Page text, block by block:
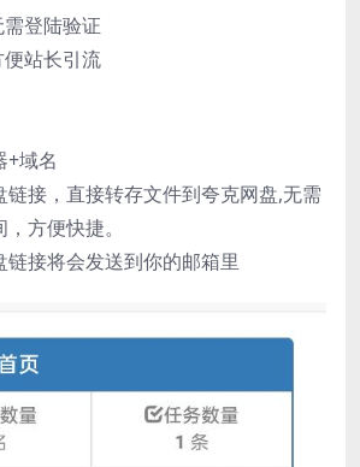
登陆验证
站长引流
+域名
链接，直接转存文件到夸克网盘,无需
方便快捷。
接将会发送到你的邮箱里